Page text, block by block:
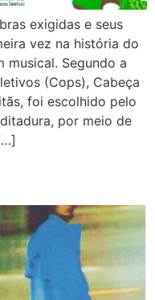
exigidas e seus
vez na história do
musical. Segundo a
(Cops), Cabeça
foi escolhido pelo
por meio de